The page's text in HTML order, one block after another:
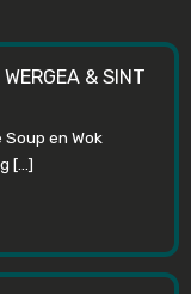
& SINT
en Wok
[…]